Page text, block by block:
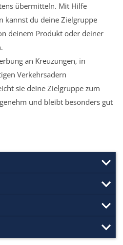
übermitteln. Mit Hilfe
kannst du deine Zielgruppe
deinem Produkt oder deiner
an Kreuzungen, in
Verkehrsadern
sie deine Zielgruppe zum
und bleibt besonders gut